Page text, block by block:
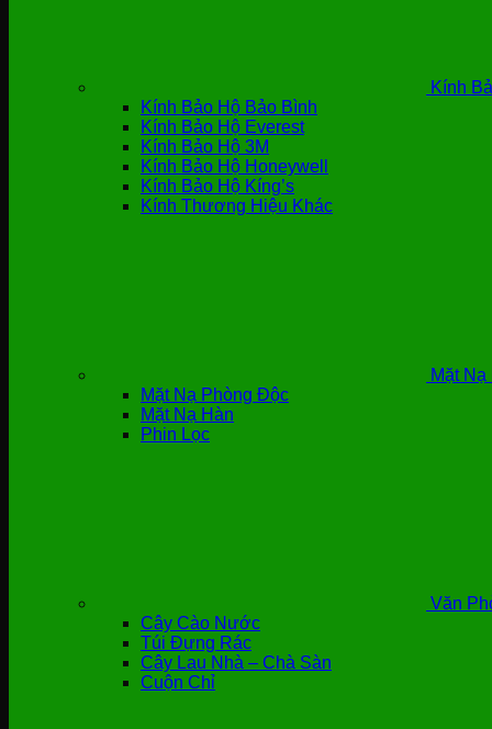
Kính
Kính Bảo Hộ Bảo Bình
Kính Bảo Hộ Everest
Kính Bảo Hộ 3M
Kính Bảo Hộ Honeywell
Kính Bảo Hộ Kíng’s
Kính Thương Hiệu Khác
Mặt
Mặt Nạ Phòng Độc
Mặt Nạ Hàn
Phin Lọc
Văn
Cây Cào Nước
Túi Đựng Rác
Cây Lau Nhà – Chà Sàn
Cuộn Chỉ